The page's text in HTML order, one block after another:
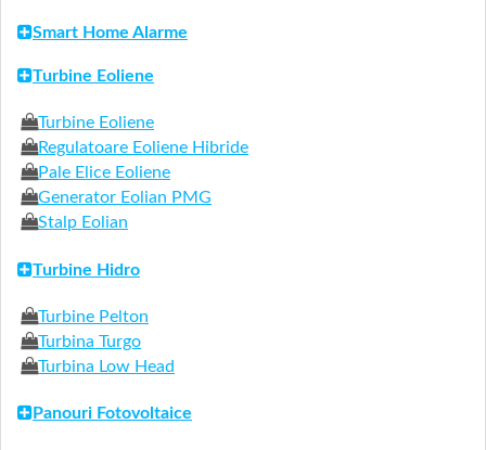
Fotovoltaice
APE05
50W
Smart Home Alarme
Turbine Eoliene
Turbine Eoliene
Regulatoare Eoliene Hibride
Pale Elice Eoliene
Generator Eolian PMG
Stalp Eolian
Turbine Hidro
Turbine Pelton
Turbina Turgo
Turbina Low Head
Panouri Fotovoltaice